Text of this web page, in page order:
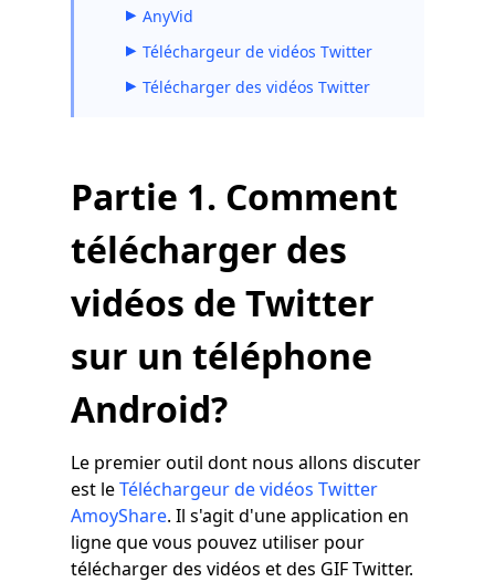
AnyVid
Téléchargeur de vidéos Twitter
Télécharger des vidéos Twitter
Partie 1. Comment
télécharger des
vidéos de Twitter
sur un téléphone
Android?
Le premier outil dont nous allons discuter
est leTéléchargeur de vidéos Twitter
AmoyShare. Il s'agit d'une application en
ligne que vous pouvez utiliser pour
télécharger des vidéos et des GIF Twitter.